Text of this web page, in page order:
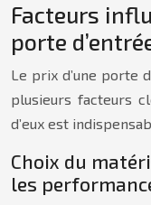
Facteurs
porte
Le prix d’une porte
plusieurs facteurs
d’eux est
Choix du
les